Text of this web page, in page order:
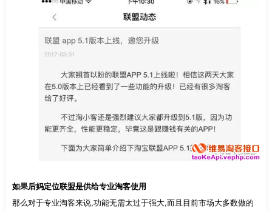
如果后妈定位联盟是供给专业淘客使用
那么对于专业淘客来说,功能无需太过于强大,而且目前市场大多数做的